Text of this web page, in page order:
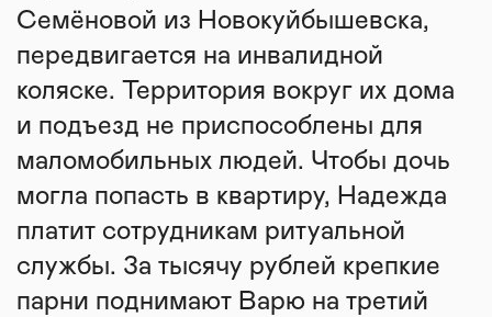
Семёновой из Новокуйбышевска,
передвигается на инвалидной
коляске. Территория вокруг их дома
и подъезд не приспособлены для
маломобильных людей. Чтобы дочь
могла попасть в квартиру, Надежда
платит сотрудникам ритуальной
службы. За тысячу рублей крепкие
парни поднимают Варю на третий